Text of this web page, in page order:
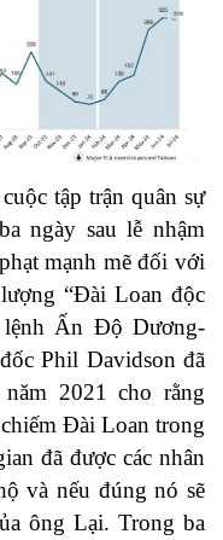
tập trận quân sự
ngày sau lễ nhậm
mạnh mẽ đối với
“Đài Loan độc
Ấn Độ Dương-
Phil Davidson đã
2021 cho rằng
Đài Loan trong
đã được các nhân
và nếu đúng nó sẽ
ông Lại. Trong ba